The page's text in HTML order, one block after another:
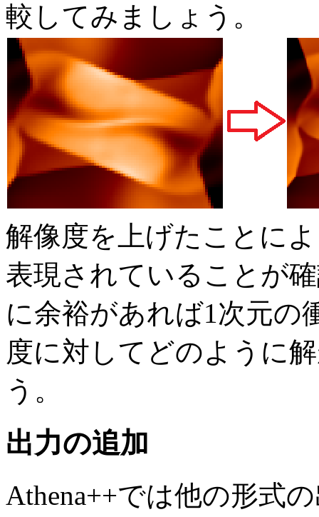
較してみましょう。
解像度を上げたことに
表現されていることが
に余裕があれば1次元の
度に対してどのように
う。
出力の追加
Athena++では他の形式